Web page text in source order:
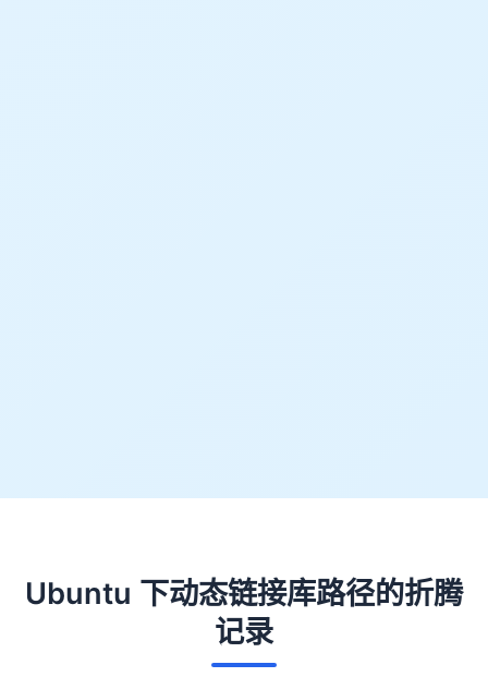
Ubuntu 下动态链接库路径的折腾
记录